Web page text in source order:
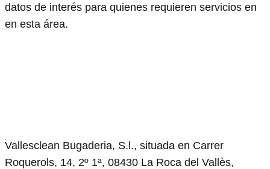
datos de interés para quienes requieren servicios en
en esta área.
Vallesclean Bugaderia, S.l., situada en Carrer
Roquerols, 14, 2º 1ª, 08430 La Roca del Vallès,